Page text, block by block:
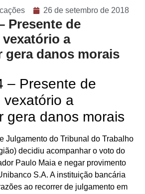
26 de setembro de 2018
Presente de
a
gera danos morais
– Presente de
vexatório a
gera danos morais
Julgamento do Tribunal do Trabalho
decidiu acompanhar o voto do
Paulo Maia e negar provimento
S.A. A instituição bancária
ao recorrer de julgamento em